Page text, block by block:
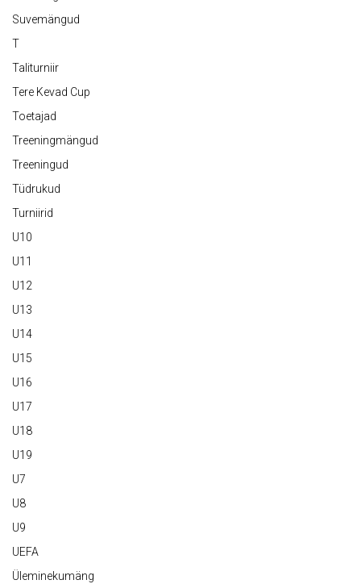
Suvemängud
T
Taliturniir
Tere Kevad Cup
Toetajad
Treeningmängud
Treeningud
Tüdrukud
Turniirid
U10
U11
U12
U13
U14
U15
U16
U17
U18
U19
U7
U8
U9
UEFA
Üleminekumäng